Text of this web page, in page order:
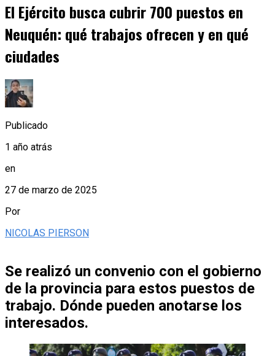
El Ejército busca cubrir 700 puestos en
Neuquén: qué trabajos ofrecen y en qué
ciudades
Publicado
1 año atrás
en
27 de marzo de 2025
Por
NICOLAS PIERSON
Se realizó un convenio con el gobierno
de la provincia para estos puestos de
trabajo. Dónde pueden anotarse los
interesados.